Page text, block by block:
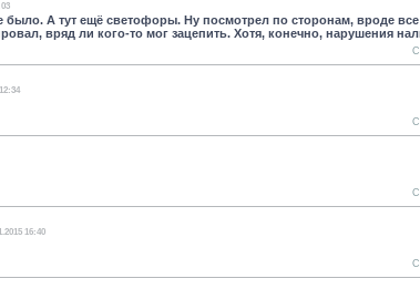
было. А тут ещё светофоры. Ну посмотрел по сторонам, вроде все
вряд ли кого-то мог зацепить. Хотя, конечно, нарушения
16:40